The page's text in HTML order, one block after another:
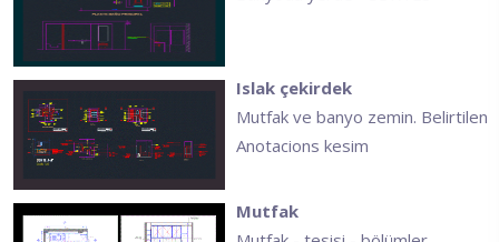
Islak çekirdek
Mutfak ve banyo zemin. Belirtilen
Anotacions kesim
Mutfak